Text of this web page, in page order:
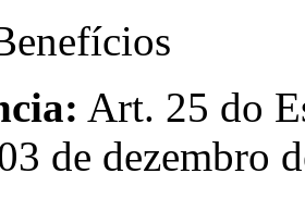
Art. 25 do
de dezembro